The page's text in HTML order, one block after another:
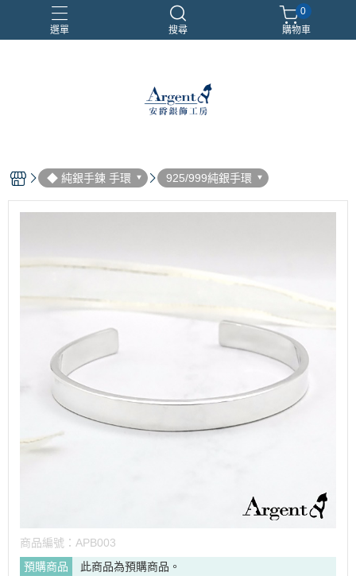
選單 搜尋
扁鍊 照片項鍊
0
購物車
◆ 純銀手鍊 手環 925/999純銀手環
商品編號： APB003
預購商品
此商品為預購商品。